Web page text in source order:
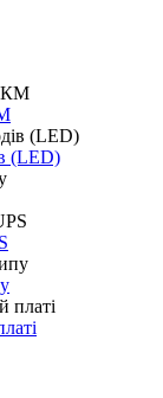
(LED)